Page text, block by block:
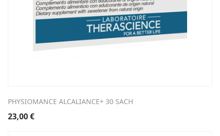
PHYSIOMANCE ALCALIANCE+ 30 SACH
23,00€